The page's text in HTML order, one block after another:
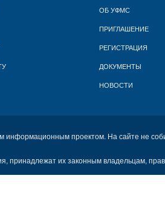
ОБ УФМС
ПРИГЛАШЕНИЕ
РЕГИСТРАЦИЯ
ДОКУМЕНТЫ
НОВОСТИ
информационным проектом. На сайте не
принадлежат их законным владельцам,